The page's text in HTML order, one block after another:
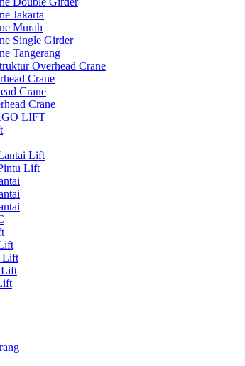
Jakarta
Murah
Single Girder
Tangerang
Overhead Crane
Crane
Crane
Crane
LIFT
Lift
Lift
Lift
Lift